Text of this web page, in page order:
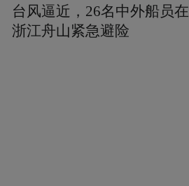
台风逼近，26名中外船员在
浙江舟山紧急避险